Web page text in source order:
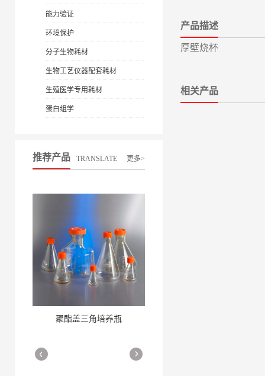
能力验证
环境保护
分子生物耗材
生物工艺仪器配套耗材
生殖医学专用耗材
蛋白组学
推荐产品 TRANSLATE 更多>
聚酯盖三角培养瓶
产品描述
厚壁烧杯
相关产品